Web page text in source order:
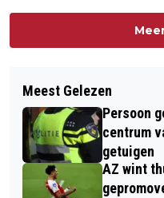
Meest Gelezen
Persoon
centrum
getuigen
AZ wint